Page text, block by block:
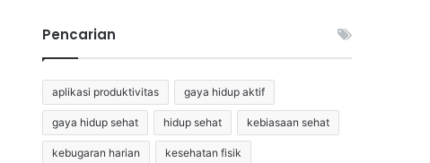
Pencarian
aplikasi produktivitas gaya hidup aktif
gaya hidup sehat hidup sehat kebiasaan sehat
kebugaran harian kesehatan fisik